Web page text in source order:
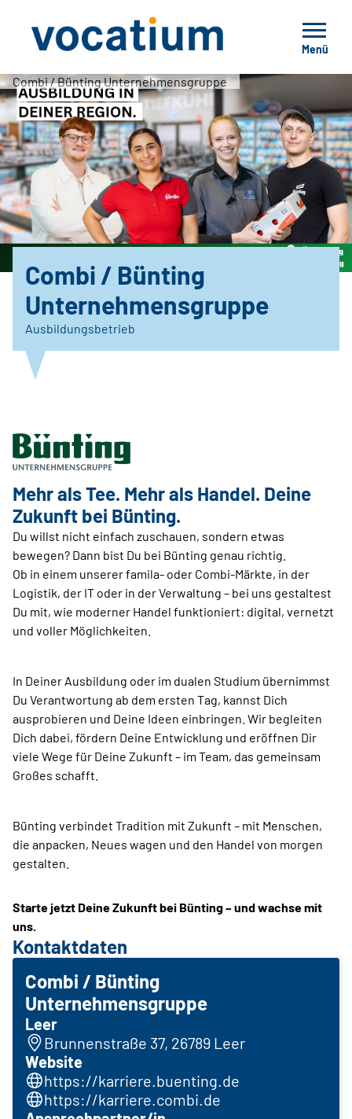
Menü
Combi / Bünting Unternehmensgruppe
Combi / Bünting
Unternehmensgruppe
Ausbildungsbetrieb
Mehr als Tee. Mehr als Handel. Deine
Zukunft bei Bünting.
Du willst nicht einfach zuschauen, sondern etwas
bewegen? Dann bist Du bei Bünting genau richtig.
Ob in einem unserer famila- oder Combi-Märkte, in der
Logistik, der IT oder in der Verwaltung – bei uns gestaltest
Du mit, wie moderner Handel funktioniert: digital, vernetzt
und voller Möglichkeiten.
In Deiner Ausbildung oder im dualen Studium übernimmst
Du Verantwortung ab dem ersten Tag, kannst Dich
ausprobieren und Deine Ideen einbringen. Wir begleiten
Dich dabei, fördern Deine Entwicklung und eröffnen Dir
viele Wege für Deine Zukunft – im Team, das gemeinsam
Großes schafft.
Bünting verbindet Tradition mit Zukunft – mit Menschen,
die anpacken, Neues wagen und den Handel von morgen
gestalten.
Starte jetzt Deine Zukunft bei Bünting – und wachse mit
uns.
Kontaktdaten
Combi / Bünting
Unternehmensgruppe
Leer
Brunnenstraße 37, 26789 Leer
Website
https://karriere.buenting.de
https://karriere.combi.de